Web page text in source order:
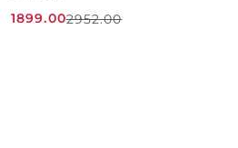
Cena
1899.00
Cena
2952.00